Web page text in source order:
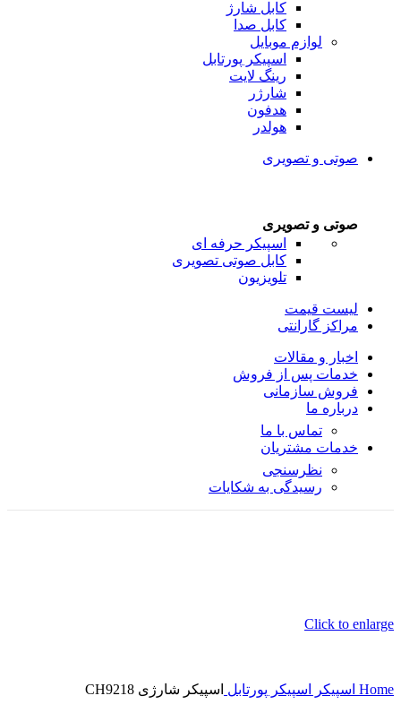
کابل شارژ
کابل صدا
لوازم موبایل
اسپیکر پورتابل
رینگ لایت
شارژر
هدفون
هولدر
صوتی و تصویری
صوتی و تصویری
اسپیکر حرفه ای
کابل صوتی تصویری
تلویزیون
لیست قیمت
مراکز گارانتی
اخبار و مقالات
خدمات پس از فروش
فروش سازمانی
درباره ما
تماس با ما
خدمات مشتریان
نظرسنجی
رسیدگی به شکایات
Click to enlarge
Home اسپیکر اسپیکر پورتابل اسپیکر شارژی CH9218